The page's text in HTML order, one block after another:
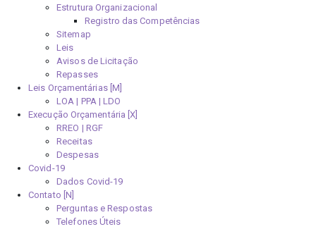
Estrutura Organizacional
Registro das Competências
Sitemap
Leis
Avisos de Licitação
Repasses
Leis Orçamentárias [M]
LOA | PPA | LDO
Execução Orçamentária [X]
RREO | RGF
Receitas
Despesas
Covid-19
Dados Covid-19
Contato [N]
Perguntas e Respostas
Telefones Úteis